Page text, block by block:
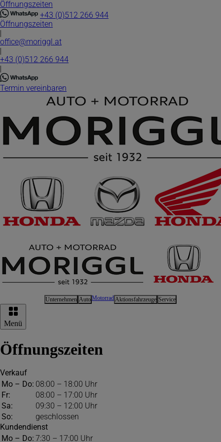
Direkt
zum
Inhalt
Öffnungszeiten
+43 (0)512 266 944
Öffnungszeiten
|
office@moriggl.at
|
+43 (0)512 266 944
|
Termin vereinbaren
Hauptnavigation
Unternehmen AutoMotorradAktionsfahrzeuge Service
Menü
Öffnungszeiten
Verkauf
Mo – Do: 08:00 – 18:00 Uhr
Fr:
08:00 – 17:00 Uhr
Sa:
09:30 – 12:00 Uhr
So:
geschlossen
Kundendienst
Mo – Do: 7:30 – 17:00 Uhr